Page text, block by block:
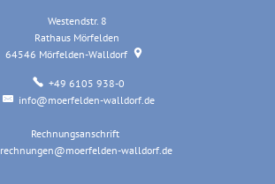
Westendstr. 8
Rathaus Mörfelden
64546 Mörfelden-Walldorf
+49 6105 938-0
info@moerfelden-walldorf.de
Rechnungsanschrift
rechnungen@moerfelden-walldorf.de